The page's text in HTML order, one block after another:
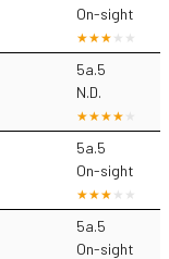
On-sight
5a.5
N.D.
5a.5
On-sight
5a.5
On-sight